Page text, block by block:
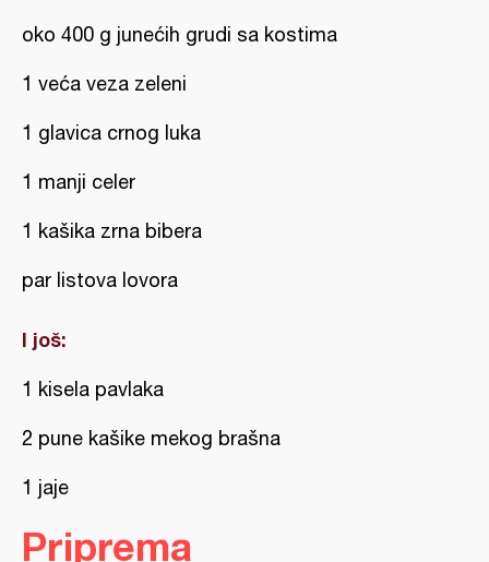
oko 400 g junećih grudi sa kostima
1 veća veza zeleni
1 glavica crnog luka
1 manji celer
1 kašika zrna bibera
par listova lovora
I još:
1 kisela pavlaka
2 pune kašike mekog brašna
1 jaje
Priprema